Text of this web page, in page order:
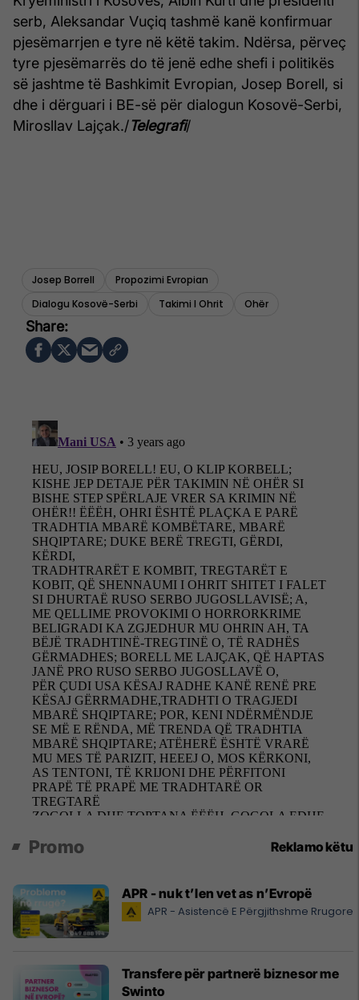
serb, Aleksandar Vuçiq tashmë kanë konfirmuar
pjesëmarrjen e tyre në këtë takim. Ndërsa, përveç
tyre pjesëmarrës do të jenë edhe shefi i politikës
së jashtme të Bashkimit Evropian, Josep Borell, si
dhe i dërguari i BE-së për dialogun Kosovë-Serbi,
Mirosllav Lajçak./Telegrafi/
Josep Borrell
Propozimi Evropian
Dialogu Kosovë-Serbi
Takimi I Ohrit Ohër
Promo Reklamo këtu
APR - nuk t’len vet as n’Evropë
APR - Asistencë E Përgjithshme Rrugore
Transfere për partnerë biznesor me
Swinto